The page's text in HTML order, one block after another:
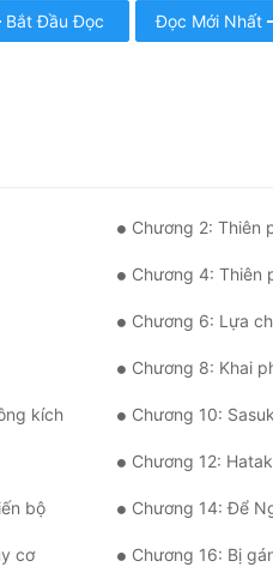
Bắt Đầu Đọc Đọc Mới Nhất
Chương 2: Thiên
Chương 4: Thiên
Chương 6: Lựa
Chương 8: Khai
kích Chương 10:
Chương 12:
bộ Chương 14: Để
cơ Chương 16: Bị